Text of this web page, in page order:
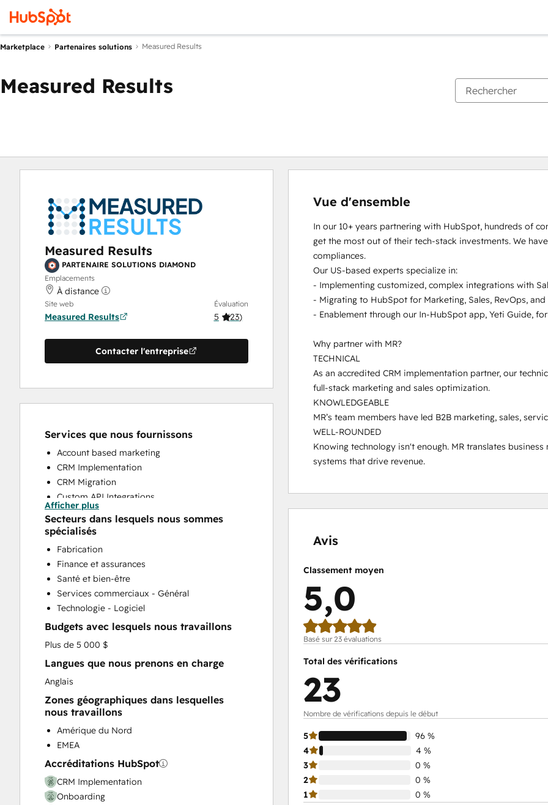
Marketplace Partenaires solutions Measured Results
Measured Results
Measured Results
PARTENAIRE SOLUTIONS DIAMOND
Emplacements
À distance
Site web
Measured Results
Évaluation
5 (23)
Contacter l'entreprise
Services que nous fournissons
Account based marketing
CRM Implementation
CRM Migration
Custom API Integrations
Customer Success Training
Customer Support Training
Help Desk Implementation
HubSpot Onboarding
Knowledge Base Development
Programmable Automation
Sales and Marketing Alignment
Sales Coaching and Training
Sales Enablement
Afficher plus
Secteurs dans lesquels nous sommes
spécialisés
Fabrication
Finance et assurances
Santé et bien-être
Services commerciaux - Général
Technologie - Logiciel
Budgets avec lesquels nous travaillons
Plus de 5 000 $
Langues que nous prenons en charge
Anglais
Zones géographiques dans lesquelles
nous travaillons
Amérique du Nord
EMEA
Accréditations HubSpot
CRM Implementation
Onboarding
Vue d'ensemble
In our 10+ years partnering with HubSpot, hundreds of
get the most out of their tech-stack investments. We
compliances.
Our US-based experts specialize in:
- Implementing customized, complex integrations with
- Migrating to HubSpot for Marketing, Sales, RevOps, and
- Enablement through our In-HubSpot app, Yeti Guide,
Why partner with MR?
TECHNICAL
As an accredited CRM implementation partner, our
full-stack marketing and sales optimization.
KNOWLEDGEABLE
MR’s team members have led B2B marketing, sales,
WELL-ROUNDED
Knowing technology isn't enough. MR translates
systems that drive revenue.
Avis
Classement moyen
5,0
Basé sur 23 évaluations
Total des vérifications
23
Nombre de vérifications depuis le début
5
96 %
4
4 %
3
0 %
2
0 %
1
0 %